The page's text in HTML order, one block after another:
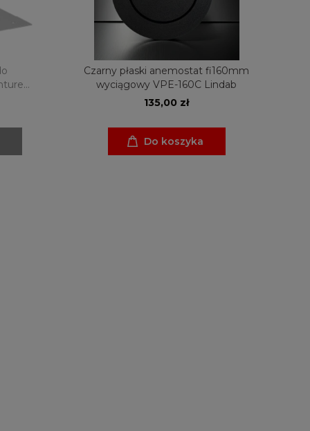
Czarny płaski anemostat fi160mm
wyciągowy VPE-160C Lindab
135,00 zł
Do koszyka